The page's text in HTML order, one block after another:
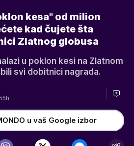
kesa" od milion
kad čujete šta
Zlatnog globusa
u poklon kesi na Zlatnom
svi dobitnici nagrada.
u vaš Google izbor